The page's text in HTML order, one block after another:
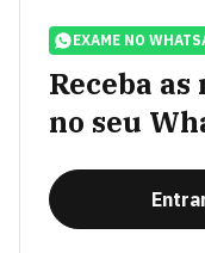
EXAME NO
Receba
no seu